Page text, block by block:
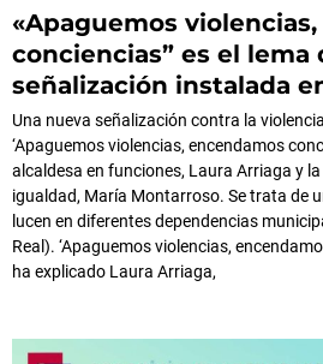
«Apaguemos
conciencias” es el lema
señalización instalada
Una nueva señalización contra la
‘Apaguemos violencias, encendamos
alcaldesa en funciones, Laura Arriaga y
igualdad, María Montarroso. Se trata de
lucen en diferentes dependencias
Real). ‘Apaguemos violencias,
ha explicado Laura Arriaga,